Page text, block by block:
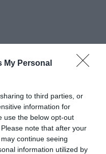
My Personal
to third parties, or
information for
use the below opt-out
note that after your
continue seeing
information utilized by
Értékeld Te is